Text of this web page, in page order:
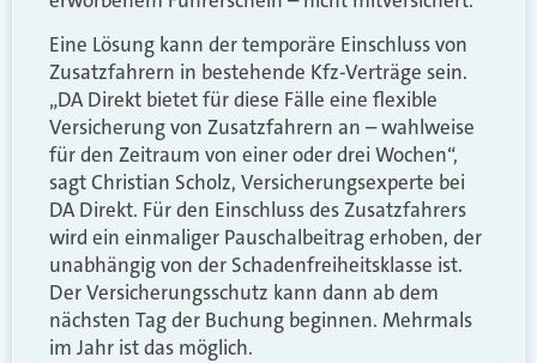
Eine Lösung kann der temporäre Einschluss von
Zusatzfahrern in bestehende Kfz-Verträge sein.
„DA Direkt bietet für diese Fälle eine flexible
Versicherung von Zusatzfahrern an – wahlweise
für den Zeitraum von einer oder drei Wochen“,
sagt Christian Scholz, Versicherungsexperte bei
DA Direkt. Für den Einschluss des Zusatzfahrers
wird ein einmaliger Pauschalbeitrag erhoben, der
unabhängig von der Schadenfreiheitsklasse ist.
Der Versicherungsschutz kann dann ab dem
nächsten Tag der Buchung beginnen. Mehrmals
im Jahr ist das möglich.